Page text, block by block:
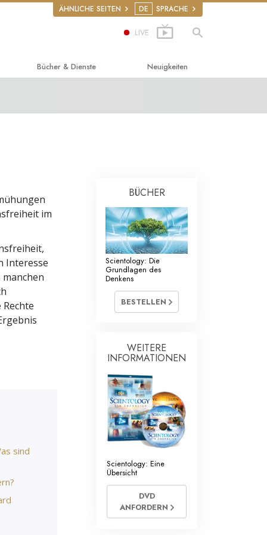
ÄHNLICHE SEITEN DE SPRACHE
LIVE
(Vereint für
on Human Rights
Geistliche
Bücher & Dienste Neuigkeiten
im
Interesse
sind
BÜCHER
Scientology: Die
Grundlagen des
Denkens
BESTELLEN
WEITERE
INFORMATIONEN
Scientology: Eine
Übersicht
DVD
ANFORDERN